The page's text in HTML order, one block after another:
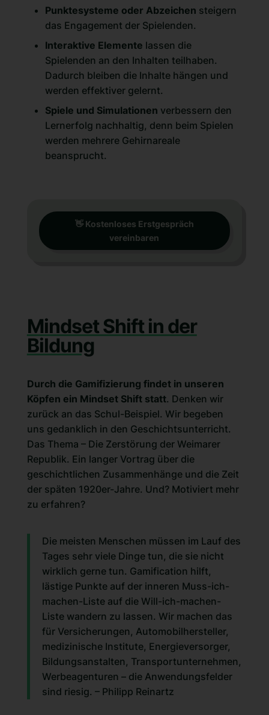
Punktesysteme oder Abzeichen steigern
das Engagement der Spielenden.
Interaktive Elemente lassen die
Spielenden an den Inhalten teilhaben.
Dadurch bleiben die Inhalte hängen und
werden effektiver gelernt.
Spiele und Simulationen verbessern den
Lernerfolg nachhaltig, denn beim Spielen
werden mehrere Gehirnareale
beansprucht.
👋 Kostenloses Erstgespräch
vereinbaren
Mindset Shift in der
Bildung
Durch die Gamifizierung findet in unseren
Köpfen ein Mindset Shift statt. Denken wir
zurück an das Schul-Beispiel. Wir begeben
uns gedanklich in den Geschichtsunterricht.
Das Thema – Die Zerstörung der Weimarer
Republik. Ein langer Vortrag über die
geschichtlichen Zusammenhänge und die Zeit
der späten 1920er-Jahre. Und? Motiviert mehr
zu erfahren?
Die meisten Menschen müssen im Lauf des
Tages sehr viele Dinge tun, die sie nicht
wirklich gerne tun. Gamification hilft,
lästige Punkte auf der inneren Muss-ich-
machen-Liste auf die Will-ich-machen-
Liste wandern zu lassen. Wir machen das
für Versicherungen, Automobilhersteller,
medizinische Institute, Energieversorger,
Bildungsanstalten, Transportunternehmen,
Werbeagenturen – die Anwendungsfelder
sind riesig. – Philipp Reinartz